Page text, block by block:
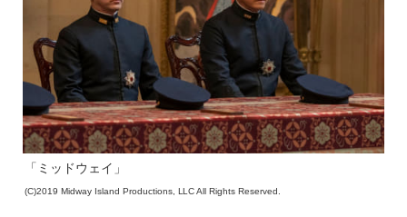
「ミッドウェイ」
(C)2019 Midway Island Productions, LLC All Rights Reserved.